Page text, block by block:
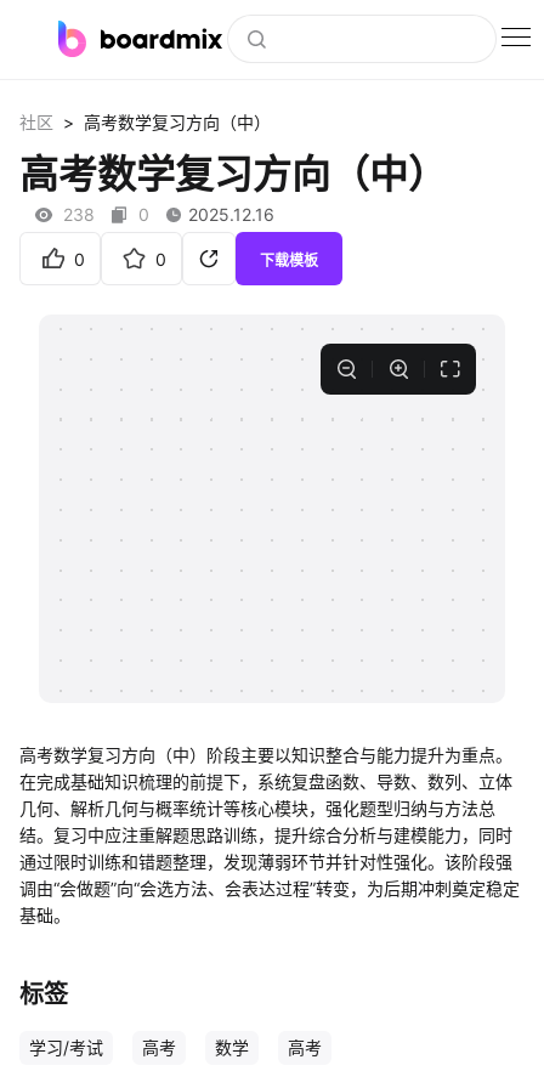
社区资源
下载
私有化部署
客户案例
支持
帮助中心
知识分享社区
社区 > 高考数学复习方向（中）
高考数学复习方向（中）
238 0 2025.12.16
0 0 下载模板
高考数学复习方向（中）阶段主要以知识整合与能力提升为重点。
在完成基础知识梳理的前提下，系统复盘函数、导数、数列、立体
几何、解析几何与概率统计等核心模块，强化题型归纳与方法总
结。复习中应注重解题思路训练，提升综合分析与建模能力，同时
通过限时训练和错题整理，发现薄弱环节并针对性强化。该阶段强
调由“会做题”向“会选方法、会表达过程”转变，为后期冲刺奠定稳定
基础。
标签
学习/考试 高考 数学 高考